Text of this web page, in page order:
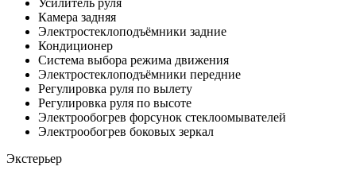
Усилитель руля
Камера задняя
Электростеклоподъёмники задние
Кондиционер
Система выбора режима движения
Электростеклоподъёмники передние
Регулировка руля по вылету
Регулировка руля по высоте
Электрообогрев форсунок стеклоомывателей
Электрообогрев боковых зеркал
Экстерьер